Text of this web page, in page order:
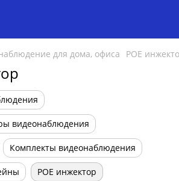
для дома, офиса POE
видеонаблюдения
Комплекты видеонаблюдения
POE инжектор